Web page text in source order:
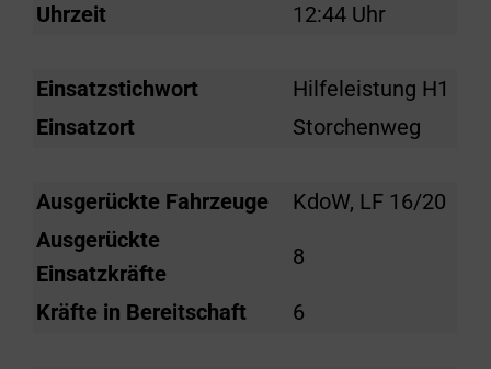
Uhrzeit
12:44 Uhr
Einsatzstichwort
Hilfeleistung H1
Einsatzort
Storchenweg
Ausgerückte Fahrzeuge
KdoW, LF 16/20
Ausgerückte
Einsatzkräfte
8
Kräfte in Bereitschaft 6